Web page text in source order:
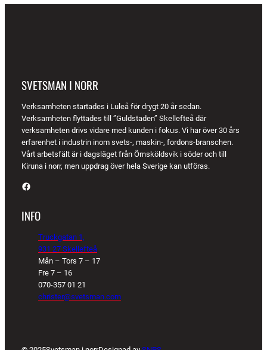
SVETSMAN I NORR
Verksamheten startades i Luleå för drygt 20 år sedan.
Verksamheten flyttades till ”Guldstaden” Skellefteå där
verksamheten drivs vidare med kunden i fokus. Vi har över 30 års
erfarenhet i industrin inom svets-, maskin-, fordons-branschen.
Vårt arbetsfält är i dagsläget från Örnsköldsvik i söder och till
Kiruna i norr, men uppdrag över hela Sverige kan utföras.
Facebook
INFO
Truckgatan 1,
931 27 Skellefteå
Mån – Tors 7 – 17
Fre 7 – 16
070-357 01 21
christer@svetsman.com